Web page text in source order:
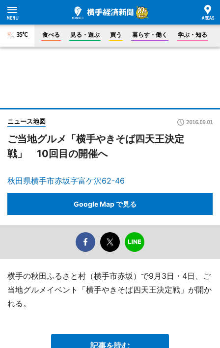
35°C 食べる 見る・遊ぶ 買う 暮らす・働く 学ぶ・知る
ニュース地図 2016.09.01
ご当地グルメ「横手やきそば四天王決定
戦」 10回目の開催へ
秋田県横手市赤坂字富ケ沢62-46
Google Map で見る
横手の秋田ふるさと村（横手市赤坂）で9月3日・4日、ご
当地グルメイベント「横手やきそば四天王決定戦」が開か
れる。
記事を読む